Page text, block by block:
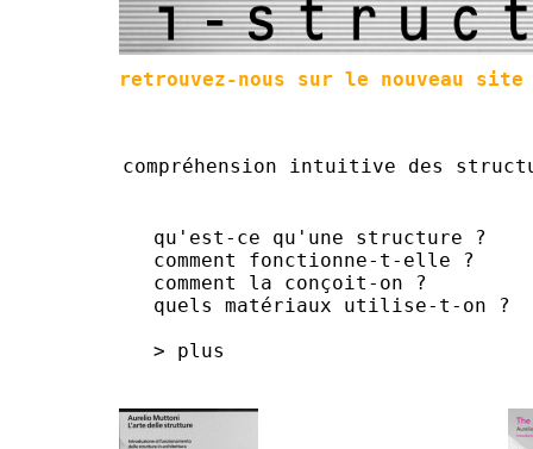
retrouvez-nous sur le nouveau
compréhension intuitive des
qu'est-ce qu'une structure ?
comment fonctionne-t-elle ?
comment la conçoit-on ?
quels matériaux utilise-t-on ?
> plus